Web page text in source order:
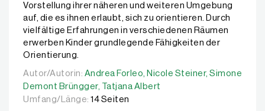
Vorstellung ihrer näheren und weiteren Umgebung
auf, die es ihnen erlaubt, sich zu orientieren. Durch
vielfältige Erfahrungen in verschiedenen Räumen
erwerben Kinder grundlegende Fähigkeiten der
Orientierung.
Autor/Autorin: Andrea Forleo, Nicole Steiner, Simone
Autor/Autorin: Andrea Forleo, Nicole Steiner, Simone
Demont Brüngger, Tatjana Albert
Umfang/Länge: 14 Seiten